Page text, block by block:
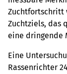
Zuchtfortschritt
Zuchtziels, das
eine dringende
Eine
Rassenrichter